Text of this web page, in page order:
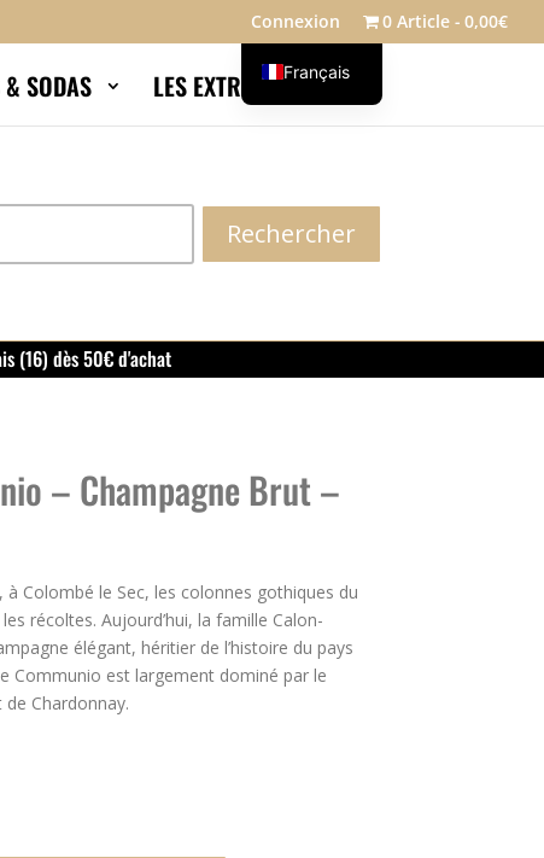
Connexion 0 Article 0,00€
SODAS LES EXTRAS Blog
Rechercher
(16) dès 50€ d'achat
– Champagne Brut –
à Colombé le Sec, les colonnes gothiques du
récoltes. Aujourd’hui, la famille Calon-
élégant, héritier de l’histoire du pays
Communio est largement dominé par le
Chardonnay.
Français
English